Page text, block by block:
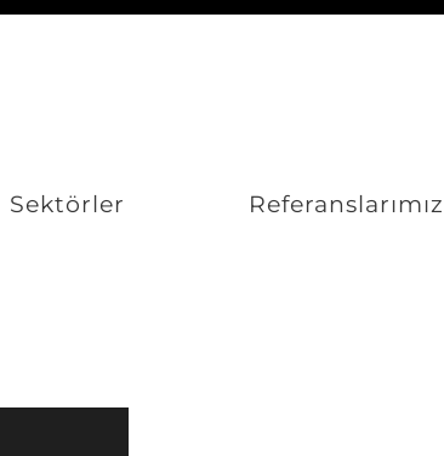
Sektörler Referanslarımız